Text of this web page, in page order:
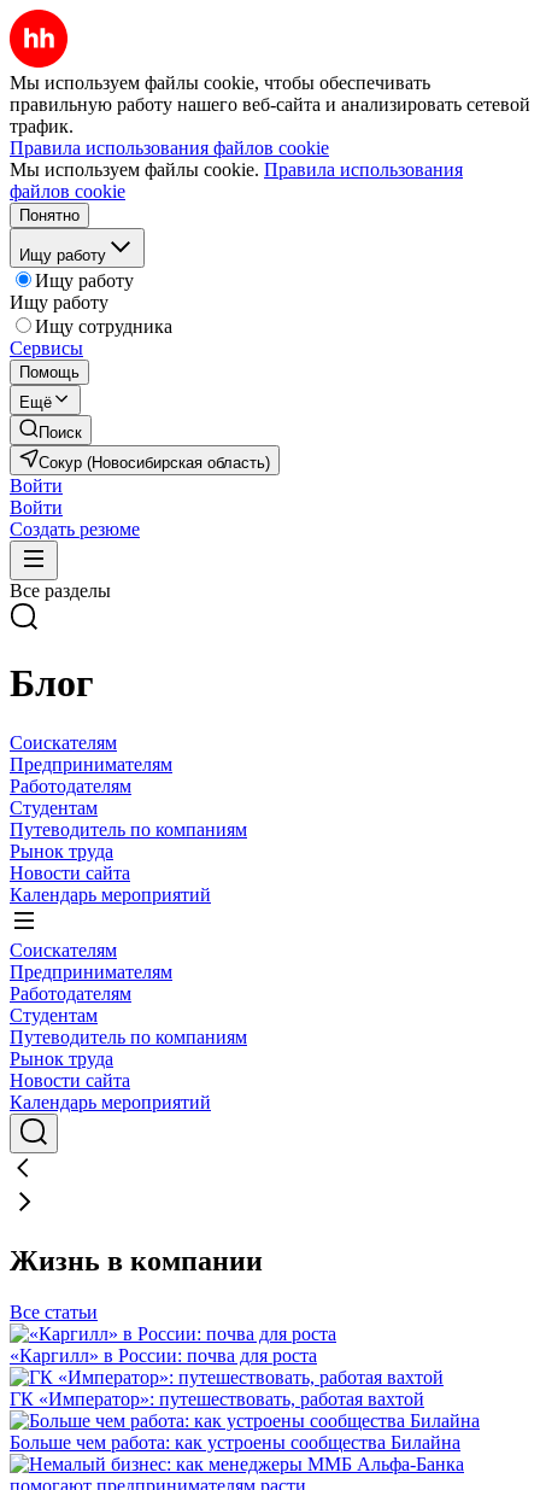
Мы используем файлы cookie, чтобы обеспечивать
правильную работу нашего веб-сайта и анализировать сетевой
трафик.
Правила использования файлов cookie
Мы используем файлы cookie. Правила использования
файлов cookie
Понятно
Ищу работу
Ищу работу
Ищу работу
Ищу сотрудника
Сервисы
Помощь
Ещё
Поиск
Сокур (Новосибирская область)
Войти
Войти
Создать резюме
Все разделы
Блог
Соискателям
Предпринимателям
Работодателям
Студентам
Путеводитель по компаниям
Рынок труда
Новости сайта
Календарь мероприятий
Соискателям
Предпринимателям
Работодателям
Студентам
Путеводитель по компаниям
Рынок труда
Новости сайта
Календарь мероприятий
Жизнь в компании
Все статьи
«Каргилл» в России: почва для роста
ГК «Император»: путешествовать, работая вахтой
Больше чем работа: как устроены сообщества Билайна